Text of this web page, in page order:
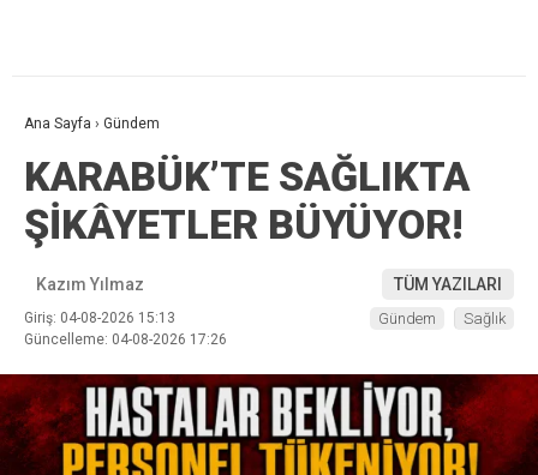
Ana Sayfa › Gündem
KARABÜK’TE SAĞLIKTA
ŞİKÂYETLER BÜYÜYOR!
Kazım Yılmaz TÜM YAZILARI
Giriş: 04-08-2026 15:13
Güncelleme: 04-08-2026 17:26
Gündem Sağlık